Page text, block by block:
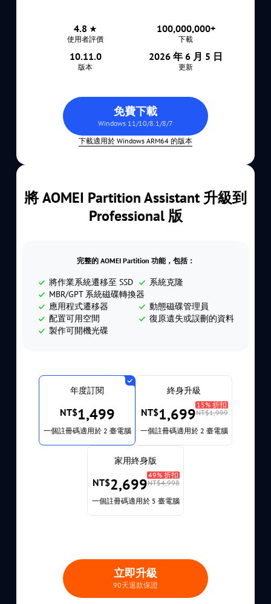
4.8
使用者評價
100,000,000+
下載
10.11.0
版本
2026 年 6 月 5 日
更新
免費下載
Windows 11/10/8.1/8/7
下載適用於 Windows ARM64 的版本
將 AOMEI Partition Assistant 升級到
Professional 版
完整的 AOMEI Partition 功能，包括：
將作業系統遷移至 SSD
系統克隆
MBR/GPT 系統磁碟轉換器
應用程式遷移器
動態磁碟管理員
配置可用空間
復原遺失或誤刪的資料
製作可開機光碟
年度訂閱
NT$1,499
一個註冊碼適用於 2 臺電腦
終身升級
NT$1,699NT$1,999
15% 折扣
一個註冊碼適用於 2 臺電腦
家用終身版
NT$2,699NT$4,998
49% 折扣
一個註冊碼適用於 5 臺電腦
立即升級
90天退款保證